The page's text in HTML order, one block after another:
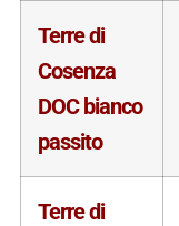
Terre di
Cosenza
DOC bianco
passito
Terre di